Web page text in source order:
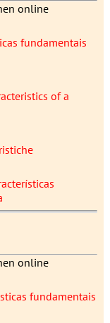
online
fundamentais
of a
online
fundamentais